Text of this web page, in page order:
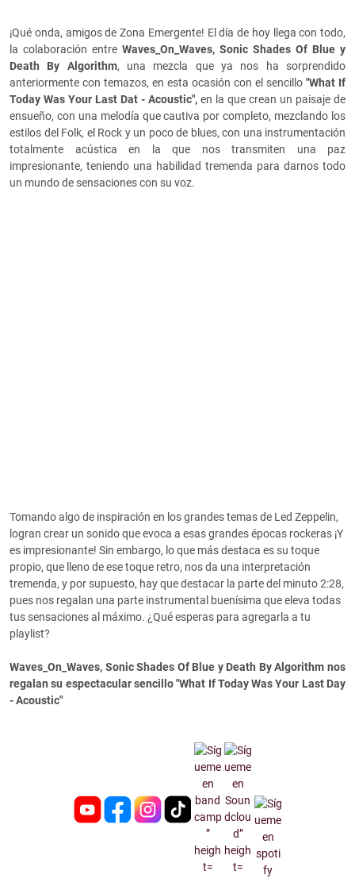
¡Qué onda, amigos de Zona Emergente! El día de hoy llega con todo,
la colaboración entre Waves_On_Waves, Sonic Shades Of Blue y
Death By Algorithm, una mezcla que ya nos ha sorprendido
anteriormente con temazos, en esta ocasión con el sencillo "What If
Today Was Your Last Dat - Acoustic", en la que crean un paisaje de
ensueño, con una melodía que cautiva por completo, mezclando los
estilos del Folk, el Rock y un poco de blues, con una instrumentación
totalmente acústica en la que nos transmiten una paz
impresionante, teniendo una habilidad tremenda para darnos todo
un mundo de sensaciones con su voz.
Tomando algo de inspiración en los grandes temas de Led Zeppelin,
logran crear un sonido que evoca a esas grandes épocas rockeras ¡Y
es impresionante! Sin embargo, lo que más destaca es su toque
propio, que lleno de ese toque retro, nos da una interpretación
tremenda, y por supuesto, hay que destacar la parte del minuto 2:28,
pues nos regalan una parte instrumental buenísima que eleva todas
tus sensaciones al máximo. ¿Qué esperas para agregarla a tu
playlist?
Waves_On_Waves, Sonic Shades Of Blue y Death By Algorithm nos
regalan su espectacular sencillo "What If Today Was Your Last Day
- Acoustic"